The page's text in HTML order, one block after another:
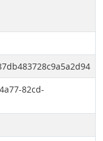
82cd-